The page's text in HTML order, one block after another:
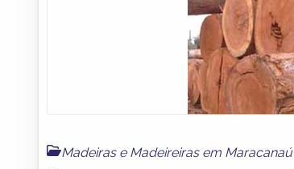
Madeiras e Madeireiras em Maracanaú